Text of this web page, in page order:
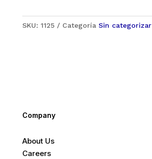
SKU: 1125 Categoría Sin categorizar
Company
About Us
Careers